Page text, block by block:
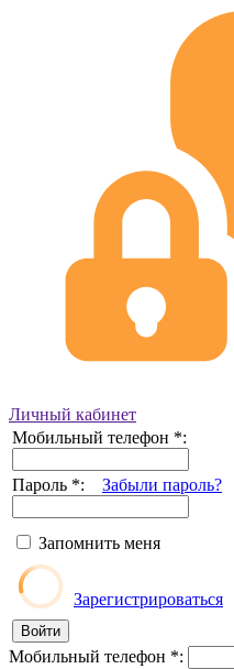
Личный кабинет
Мобильный телефон *:
Пароль *: Забыли пароль?
Запомнить меня
Зарегистрироваться
Мобильный телефон *: